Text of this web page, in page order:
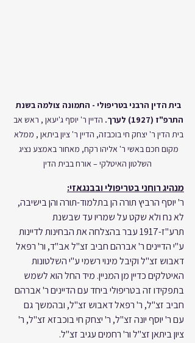
בית הדין הרבני בטריפולי - התמונה צולמה בשנת
התרפ"ז (1927) לערך.
הדיין ר' יוסף ג'יעאן , ראש אב
בית הדין ר' יצחק חי בוכבזה, הדיין ר' ציון ביתאן , ממלא
מקום חכם באשי ר' אליהו רקח, מאחור באמצע נציג
השלטון האיטלקי – אורח בבית הדין
מנהיג רוחני בטריפולי ובבנגאזי:
ר' יוסף הרביץ תורה הן בתלמוד-תורה והן בישיבה,
לא נח ולא שקט על שמריו עד שבשנת
תרע"ז-1917 עבר בהצלחה את הבחינות לדיינות
ע"י הדיינים ר' אברהם חביב זצ"ל אב"ד, ור' רפאל
דאבוש זצ"ל וקיבל מינוי רשמי ע"י השלטונות
האיטלקים כדיין מן המניין. מיד החל הוא לשמש
בתפקידו זה בטריפולי ביחד עם הדיינים ר' אברהם
חביב זצ"ל, ר' רפאל דאבוש זצ"ל, ובהמשך גם
עם ר' יוסף יונה זצ"ל, ר' יצחק חי בוכבזא זצ"ל, ר'
ציון ביתאן זצ"ל ור' רחמים עגיב זצ"ל.